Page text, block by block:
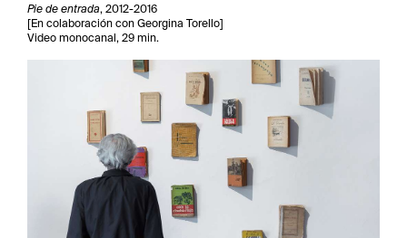
Pie de entrada, 2012-2016
[En colaboración con Georgina Torello]
Video monocanal, 29 min.